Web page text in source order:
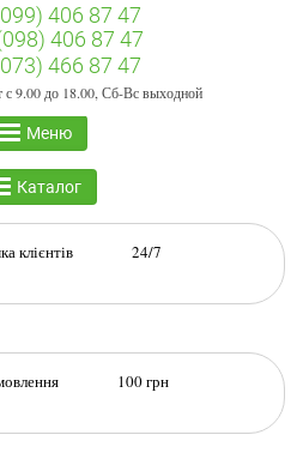
406 87 47
406 87 47
466 87 47
9.00 до 18.00, Сб-Вс выходной
Меню
Каталог
клієнтів 24/7
100 грн